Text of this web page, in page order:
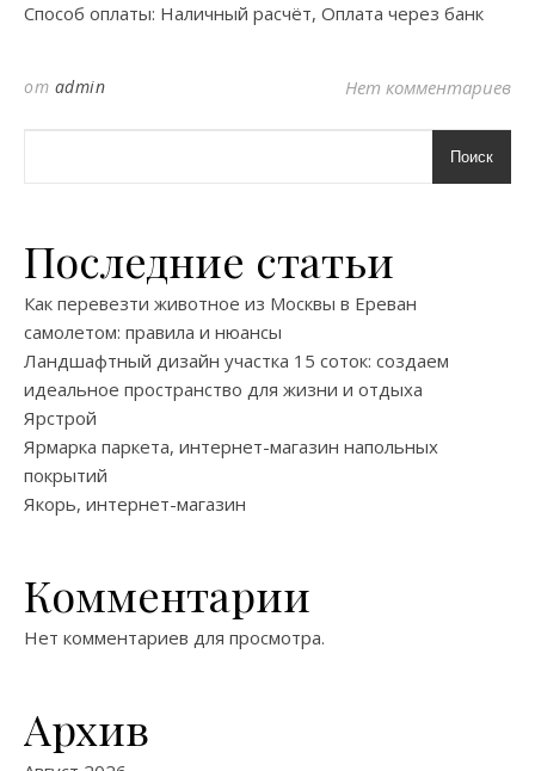
Способ оплаты: Наличный расчёт, Оплата через банк
от admin Нет комментариев
Поиск
Последние статьи
Как перевезти животное из Москвы в Ереван
самолетом: правила и нюансы
Ландшафтный дизайн участка 15 соток: создаем
идеальное пространство для жизни и отдыха
Ярстрой
Ярмарка паркета, интернет-магазин напольных
покрытий
Якорь, интернет-магазин
Комментарии
Нет комментариев для просмотра.
Архив